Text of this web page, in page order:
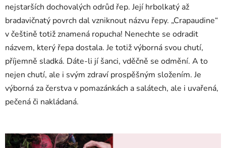
nejstarších dochovalých odrůd řep. Její hrbolkatý až
bradavičnatý povrch dal vzniknout názvu řepy. „Crapaudine“
v češtině totiž znamená ropucha! Nenechte se odradit
názvem, který řepa dostala. Je totiž výborná svou chutí,
příjemně sladká. Dáte-li jí šanci, vděčně se odmění. A to
nejen chutí, ale i svým zdraví prospěšným složením. Je
výborná za čerstva v pomazánkách a salátech, ale i uvařená,
pečená či nakládaná.